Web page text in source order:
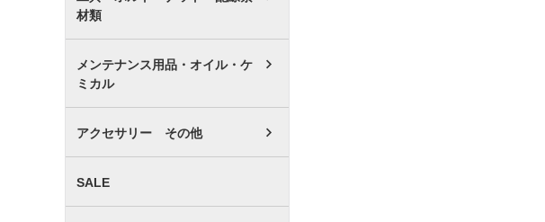
材類
メンテナンス用品・オイル・ケ
ミカル
アクセサリー その他
SALE